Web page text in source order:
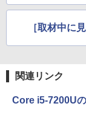
が大量入荷
［取材中に
関連リンク
Core i5-7200U